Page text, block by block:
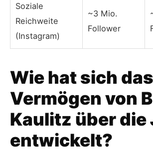
Soziale
Reichweite
(Instagram)
~3 Mio.
Follower
Wie hat sich das
Vermögen von
Kaulitz über die
entwickelt?